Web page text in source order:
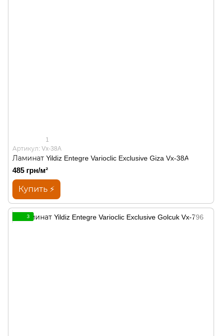
1
Артикул: Vx-38A
Ламинат Yildiz Entegre Varioclic Exclusive Giza Vx-38A
485 грн/м²
Купить ⚡
3